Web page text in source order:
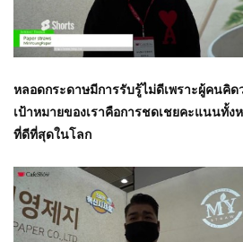
หลอดกระดาษมีการรับรู้ไม่ดีเพราะผู้คนคิ
เป้าหมายของเราคือการชดเชยคะแนนทั้
ที่ดีที่สุดในโลก